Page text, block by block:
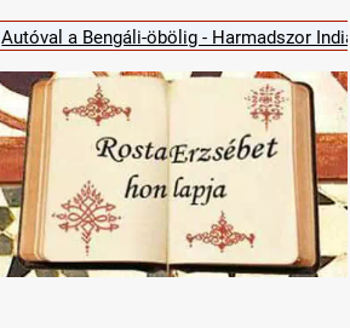
Autóval a Bengáli-öbölig - Harmadszor